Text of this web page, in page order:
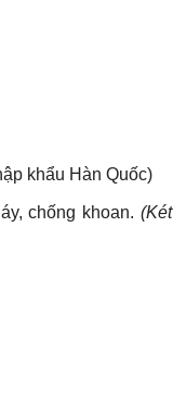
khẩu Hàn Quốc)
chống khoan. (Két